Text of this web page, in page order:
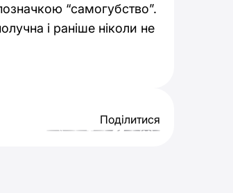
“самогубство”.
і раніше ніколи не
Поділитися